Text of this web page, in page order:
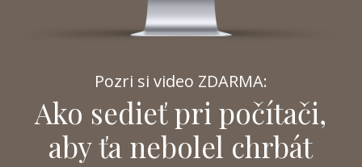
Pozri si video ZDARMA:
Ako sedieť pri počítači,
aby ťa nebolel chrbát